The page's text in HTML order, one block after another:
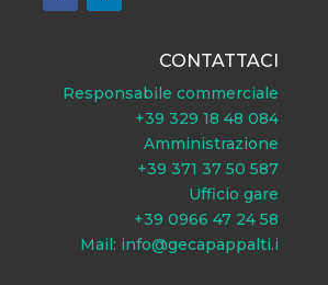
CONTATTACI
Responsabile commerciale
+39 329 18 48 084
Amministrazione
+39 371 37 50 587
Ufficio gare
+39 0966 47 24 58
Mail: info@gecapappalti.i